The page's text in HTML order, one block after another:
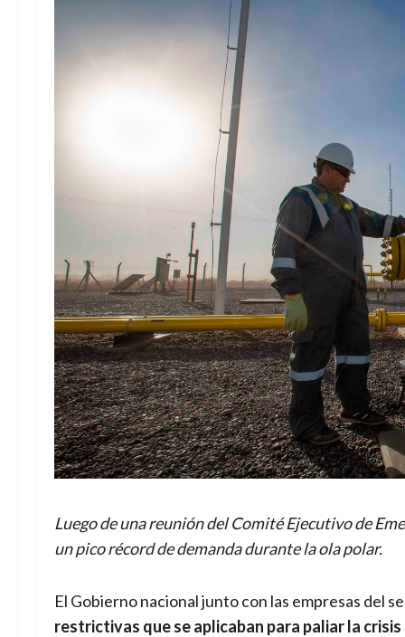
Luego de una reunión del Comité Ejecutivo de
un pico récord de demanda durante la ola polar.
El Gobierno nacional junto con las empresas del
restrictivas que se aplicaban para paliar la